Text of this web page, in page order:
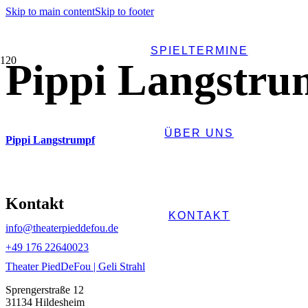
Skip to main contentSkip to footer
SPIELTERMINE
ÜBER UNS
KONTAKT
Pippi
Pippi Langstrumpf
Kontakt
info@theaterpieddefou.de
+49 ‭176 22640023‬
Theater PiedDeFou | Geli Strahl
Sprengerstraße 12
31134 Hildesheim